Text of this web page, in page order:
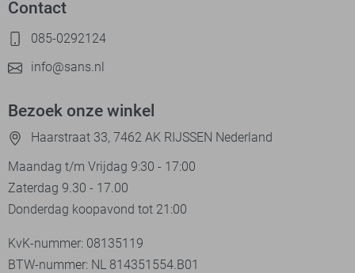
Contact
085-0292124
info@sans.nl
Bezoek onze winkel
Haarstraat 33, 7462 AK RIJSSEN Nederland
Maandag t/m Vrijdag 9:30 - 17:00
Zaterdag 9.30 - 17.00
Donderdag koopavond tot 21:00
KvK-nummer: 08135119
BTW-nummer: NL 814351554.B01